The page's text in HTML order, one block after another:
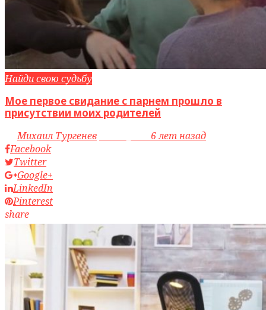
Найди свою судьбу
Мое первое свидание с парнем прошло в
присутствии моих родителей
byМихаил Тургенев
6 лет назад
Facebook
Twitter
Google+
LinkedIn
Pinterest
share